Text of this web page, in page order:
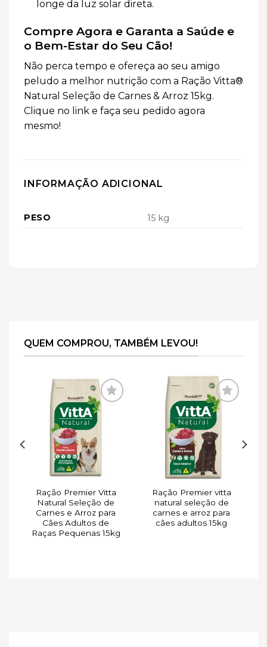
longe da luz solar direta.
Compre Agora e Garanta a Saúde e
o Bem-Estar do Seu Cão!
Não perca tempo e ofereça ao seu amigo
peludo a melhor nutrição com a Ração Vitta®
Natural Seleção de Carnes & Arroz 15kg.
Clique no link e faça seu pedido agora
mesmo!
INFORMAÇÃO ADICIONAL
PESO 15 kg
QUEM COMPROU, TAMBÉM LEVOU!
Adicionar
à lista de
desejos
Ração Premier Vitta
Natural Seleção de
Carnes e Arroz para
Cães Adultos de
Raças Pequenas 15kg
Adicionar
à lista de
desejos
Ração Premier vitta
natural seleção de
carnes e arroz para
cães adultos 15kg